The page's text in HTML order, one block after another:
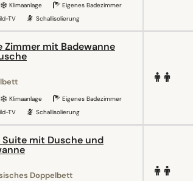
Klimaanlage
Eigenes Badezimmer
TV
Schallisolierung
Zimmer mit Badewanne
Klimaanlage
Eigenes Badezimmer
TV
Schallisolierung
mit Dusche und
Doppelbett